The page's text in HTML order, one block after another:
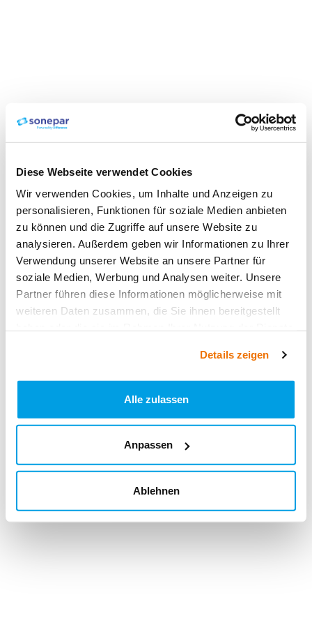
Diese Webseite verwendet Cookies
Wir verwenden Cookies, um Inhalte und Anzeigen zu
personalisieren, Funktionen für soziale Medien anbieten
zu können und die Zugriffe auf unsere Website zu
analysieren. Außerdem geben wir Informationen zu Ihrer
Verwendung unserer Website an unsere Partner für
soziale Medien, Werbung und Analysen weiter. Unsere
Partner führen diese Informationen möglicherweise mit
weiteren Daten zusammen, die Sie ihnen bereitgestellt
Details zeigen
Alle zulassen
Anpassen
Ablehnen